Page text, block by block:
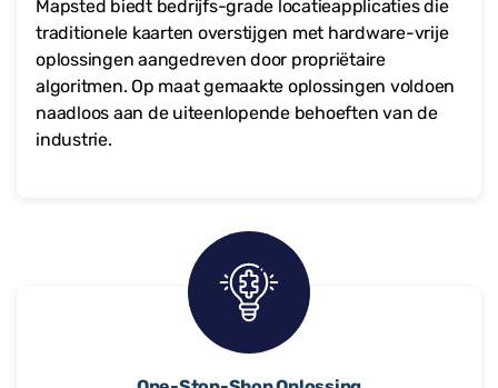
Mapsted biedt bedrijfs-grade locatieapplicaties die
traditionele kaarten overstijgen met hardware-vrije
oplossingen aangedreven door propriëtaire
algoritmen. Op maat gemaakte oplossingen voldoen
naadloos aan de uiteenlopende behoeften van de
industrie.